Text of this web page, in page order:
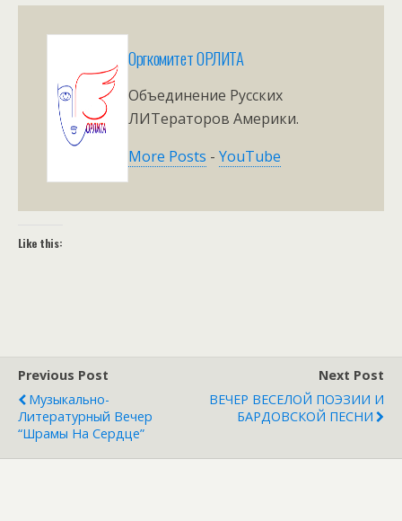
Оргкомитет ОРЛИТА
Объединение Русских
ЛИТераторов Америки.
More Posts -YouTube
Like this:
Previous Post
Музыкально-
Литературный Вечер
“Шрамы На Сердце”
Next Post
ВЕЧЕР ВЕСЕЛОЙ ПОЭЗИИ И
БАРДОВСКОЙ ПЕСНИ